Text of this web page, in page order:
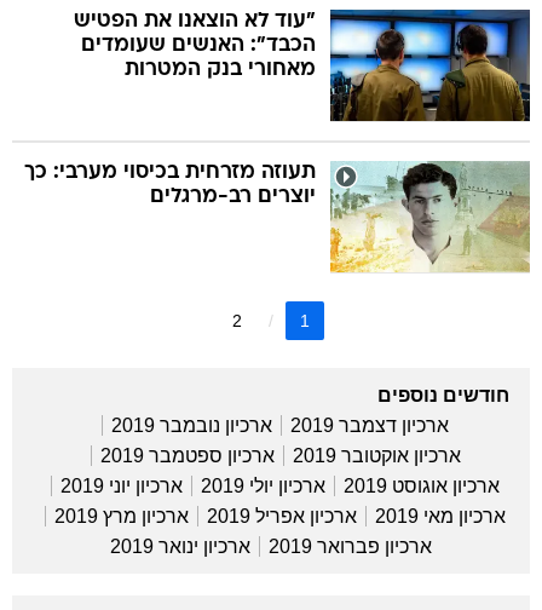
"עוד לא הוצאנו את הפטיש
הכבד": האנשים שעומדים
מאחורי בנק המטרות
תעוזה מזרחית בכיסוי מערבי: כך
יוצרים רב-מרגלים
1
2
חודשים נוספים
ארכיון דצמבר 2019
ארכיון נובמבר 2019
ארכיון אוקטובר 2019
ארכיון ספטמבר 2019
ארכיון אוגוסט 2019
ארכיון יולי 2019
ארכיון יוני 2019
ארכיון מאי 2019
ארכיון אפריל 2019
ארכיון מרץ 2019
ארכיון פברואר 2019
ארכיון ינואר 2019